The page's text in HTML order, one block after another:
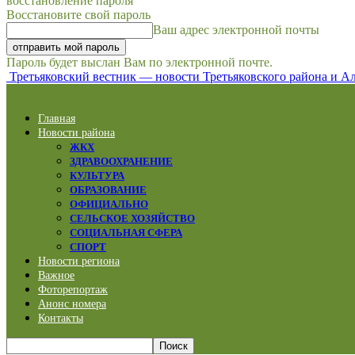
Восстановите свой пароль
Ваш адрес электронной почты
Пароль будет выслан Вам по электронной почте.
Третьяковский вестник — новости Третьяковского района и
Главная
Новости района
ЖКХ
ЗДРАВООХРАНЕНИЕ
КУЛЬТУРА
ОБРАЗОВАНИЕ
ОФИЦИАЛЬНО
СЕЛЬСКОЕ ХОЗЯЙСТВО
СОЦИАЛЬНАЯ СФЕРА
СПОРТ
Новости региона
Важное
Фоторепортаж
Анонс номера
Контакты